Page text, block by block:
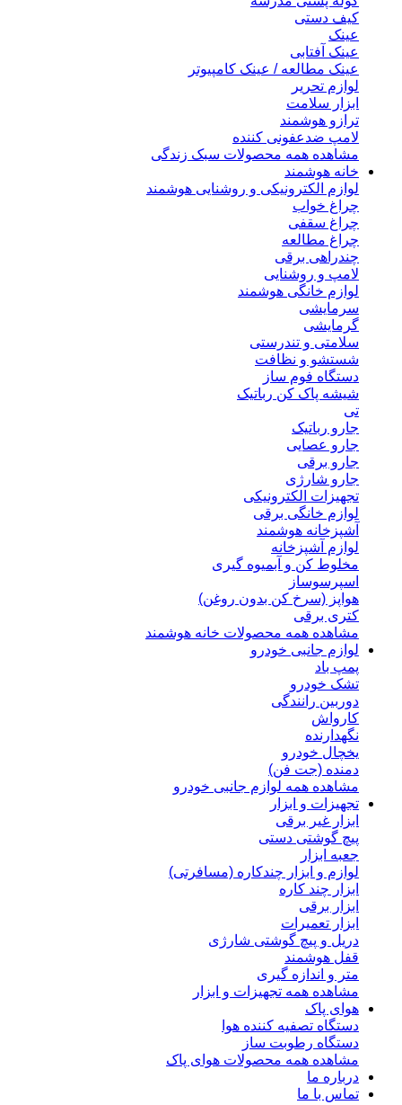
کیف دستی
عینک
عینک آفتابی
عینک مطالعه / عینک کامپیوتر
لوازم تحریر
ابزار سلامت
ترازو هوشمند
لامپ ضدعفونی کننده
مشاهده همه محصولات سبک زندگی
خانه هوشمند
لوازم الکترونیکی و روشنایی هوشمند
چراغ خواب
چراغ سقفی
چراغ مطالعه
چندراهی برقی
لامپ و روشنایی
لوازم خانگی هوشمند
سرمایشی
گرمایشی
سلامتی و تندرستی
شستشو و نظافت
دستگاه فوم ساز
شیشه پاک کن رباتیک
تی
جارو رباتیک
جارو عصایی
جارو برقی
جارو شارژی
تجهیزات الکترونیکی
لوازم خانگی برقی
آشپزخانه هوشمند
لوازم آشپزخانه
مخلوط کن و آبمیوه گیری
اسپرسوساز
هواپز (سرخ کن بدون روغن)
کتری برقی
مشاهده همه محصولات خانه هوشمند
لوازم جانبی خودرو
پمپ باد
تشک خودرو
دوربین رانندگی
کارواش
نگهدارنده
یخچال خودرو
دمنده (جت فن)
مشاهده همه لوازم جانبی خودرو
تجهیزات و ابزار
ابزار غیر برقی
پیچ گوشتی دستی
جعبه ابزار
لوازم و ابزار چندکاره (مسافرتی)
ابزار چند کاره
ابزار برقی
ابزار تعمیرات
دریل و پیچ گوشتی شارژی
قفل هوشمند
متر و اندازه گیری
مشاهده همه تجهیزات و ابزار
هوای پاک
دستگاه تصفیه کننده هوا
دستگاه رطوبت ساز
مشاهده همه محصولات هوای پاک
درباره ما
تماس با ما